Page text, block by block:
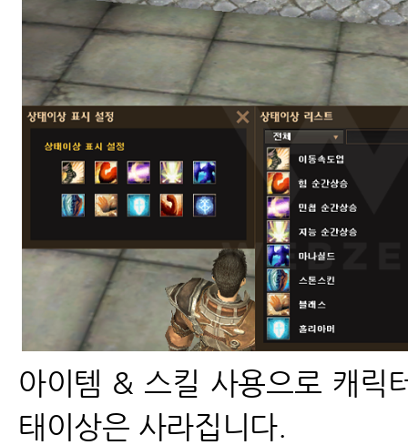
아이템 & 스킬 사용으로 캐릭
태이상은 사라집니다.